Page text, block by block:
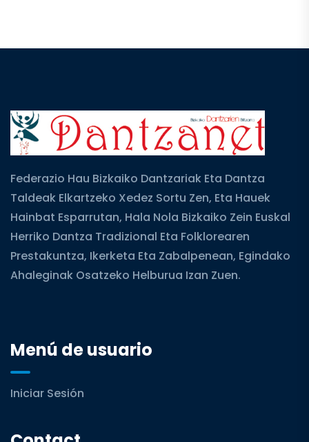
Federazio Hau Bizkaiko Dantzariak Eta Dantza
Taldeak Elkartzeko Xedez Sortu Zen, Eta Hauek
Hainbat Esparrutan, Hala Nola Bizkaiko Zein Euskal
Herriko Dantza Tradizional Eta Folklorearen
Prestakuntza, Ikerketa Eta Zabalpenean, Egindako
Ahaleginak Osatzeko Helburua Izan Zuen.
Menú de usuario
Iniciar Sesión